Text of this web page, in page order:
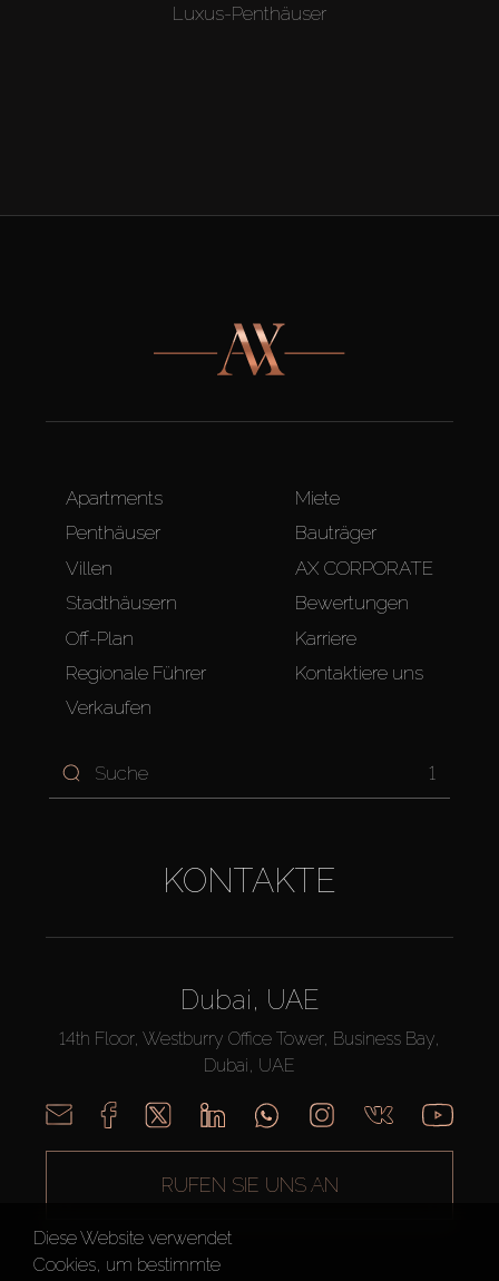
Luxus-Penthäuser
Apartments
Penthäuser
Villen
Stadthäusern
Off-Plan
Regionale Führer
Verkaufen
Miete
Bauträger
AX CORPORATE
Bewertungen
Karriere
Kontaktiere uns
1
KONTAKTE
Dubai, UAE
14th Floor, Westburry Office Tower, Business Bay,
Dubai, UAE
RUFEN SIE UNS AN
Diese Website verwendet
Cookies, um bestimmte